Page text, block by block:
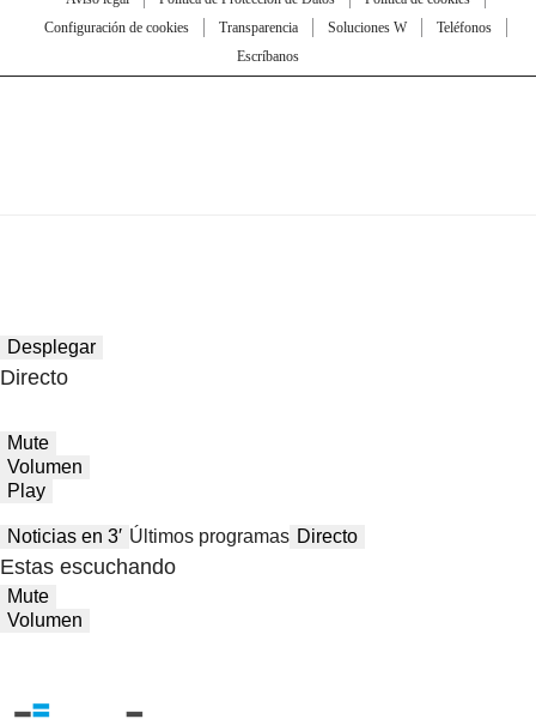
Configuración de cookies
Transparencia Soluciones W
Teléfonos
Escríbanos
Desplegar
Directo
Mute
Volumen
Play
Noticias en 3′ Últimos programas Directo
Estas escuchando
Mute
Volumen